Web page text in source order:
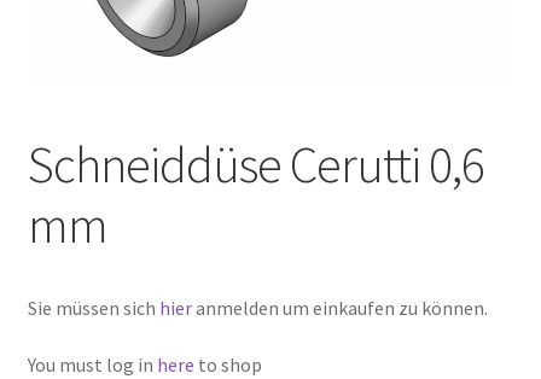
Schneiddüse Cerutti 0,6
mm
Sie müssen sich hieranmelden um einkaufen zu können.
You must log in here to shop